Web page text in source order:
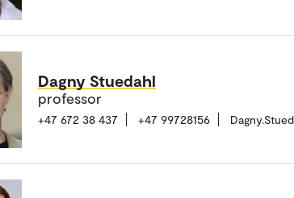
Dagny Stuedahl
professor
+47 672 38 437 +47 99728156